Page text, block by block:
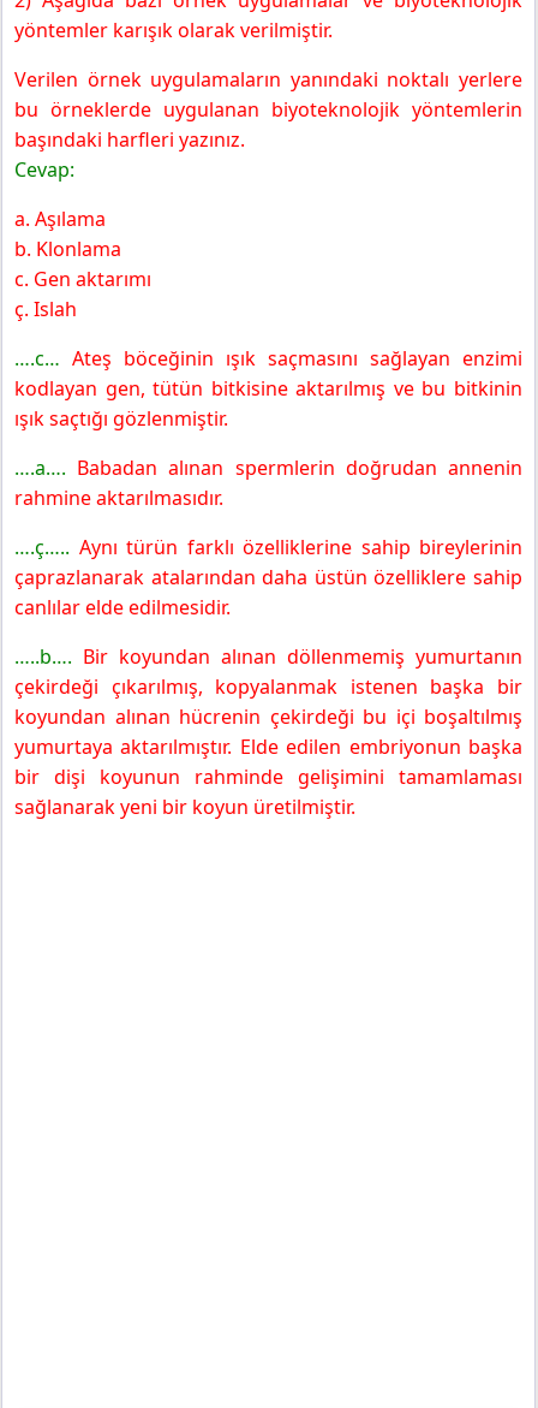
yöntemler karışık olarak verilmiştir.
Verilen örnek uygulamaların yanındaki noktalı yerlere
bu örneklerde uygulanan biyoteknolojik yöntemlerin
başındaki harfleri yazınız.
Cevap:
a. Aşılama
b. Klonlama
c. Gen aktarımı
ç. Islah
….c… Ateş böceğinin ışık saçmasını sağlayan enzimi
kodlayan gen, tütün bitkisine aktarılmış ve bu bitkinin
ışık saçtığı gözlenmiştir.
….a…. Babadan alınan spermlerin doğrudan annenin
rahmine aktarılmasıdır.
….ç….. Aynı türün farklı özelliklerine sahip bireylerinin
çaprazlanarak atalarından daha üstün özelliklere sahip
canlılar elde edilmesidir.
…..b…. Bir koyundan alınan döllenmemiş yumurtanın
çekirdeği çıkarılmış, kopyalanmak istenen başka bir
koyundan alınan hücrenin çekirdeği bu içi boşaltılmış
yumurtaya aktarılmıştır. Elde edilen embriyonun başka
bir dişi koyunun rahminde gelişimini tamamlaması
sağlanarak yeni bir koyun üretilmiştir.